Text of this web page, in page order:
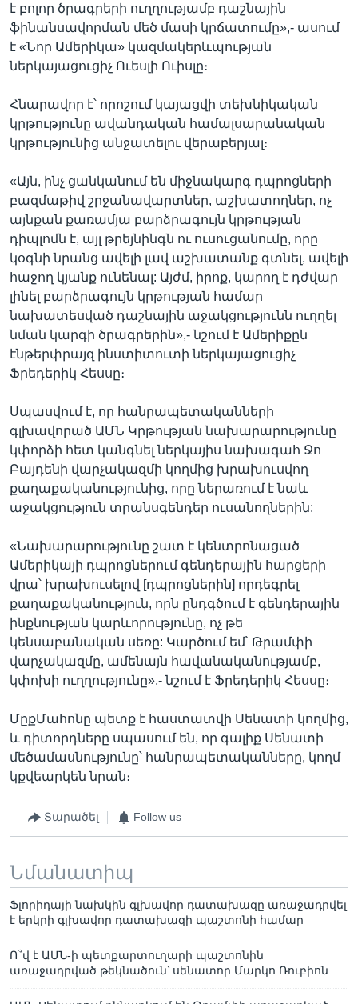
է բոլոր ծրագրերի ուղղությամբ դաշնային
ֆինանսավորման մեծ մասի կրճատումը»,- ասում
է «Նոր Ամերիկա» կազմակերևպության
ներկայացուցիչ Ուեսլի Ուիսլը։
Հնարավոր է՝ որոշում կայացվի տեխնիկական
կրթությունը ավանդական համալսարանական
կրթությունից անջատելու վերաբերյալ։
«Այն, ինչ ցանկանում են միջնակարգ դպրոցների
բազմաթիվ շրջանավարտներ, աշխատողներ, ոչ
այնքան քառամյա բարձրագույն կրթության
դիպլոմն է, այլ թրեյնինգն ու ուսուցանումը, որը
կօգնի նրանց ավելի լավ աշխատանք գտնել, ավելի
հաջող կյանք ունենալ: Այժմ, իրոք, կարող է դժվար
լինել բարձրագույն կրթության համար
նախատեսված դաշնային աջակցությունն ուղղել
նման կարգի ծրագրերին»,- նշում է Ամերիքըն
էնթերփրայզ ինստիտուտի ներկայացուցիչ
Ֆրեդերիկ Հեսսը։
Սպասվում է, որ հանրապետականների
գլխավորած ԱՄՆ Կրթության նախարարությունը
կփորձի հետ կանգնել ներկայիս նախագահ Ջո
Բայդենի վարչակազմի կողմից խրախուսվող
քաղաքականությունից, որը ներառում է նաև
աջակցություն տրանսգենդեր ուսանողներին:
«Նախարարությունը շատ է կենտրոնացած
Ամերիկայի դպրոցներում գենդերային հարցերի
վրա՝ խրախուսելով [դպրոցներին] որդեգրել
քաղաքականություն, որն ընդգծում է գենդերային
ինքնության կարևորությունը, ոչ թե
կենսաբանական սեռը: Կարծում եմ՝ Թրամփի
վարչակազմը, ամենայն հավանականությամբ,
կփոխի ուղղությունը»,- նշում է Ֆրեդերիկ Հեսսը։
ՄըքՄահոնը պետք է հաստատվի Սենատի կողմից,
և դիտորդները սպասում են, որ գալիք Սենատի
մեծամասնությունը՝ հանրապետականները, կողմ
կքվեարկեն նրան։
Տարածել Follow us
Նմանատիպ
Ֆլորիդայի նախկին գլխավոր դատախազը առաջադրվել
է երկրի գլխավոր դատախազի պաշտոնի համար
Ո՞վ է ԱՄՆ-ի պետքարտուղարի պաշտոնին
առաջադրված թեկնածուն՝ սենատոր Մարկո Ռուբիոն